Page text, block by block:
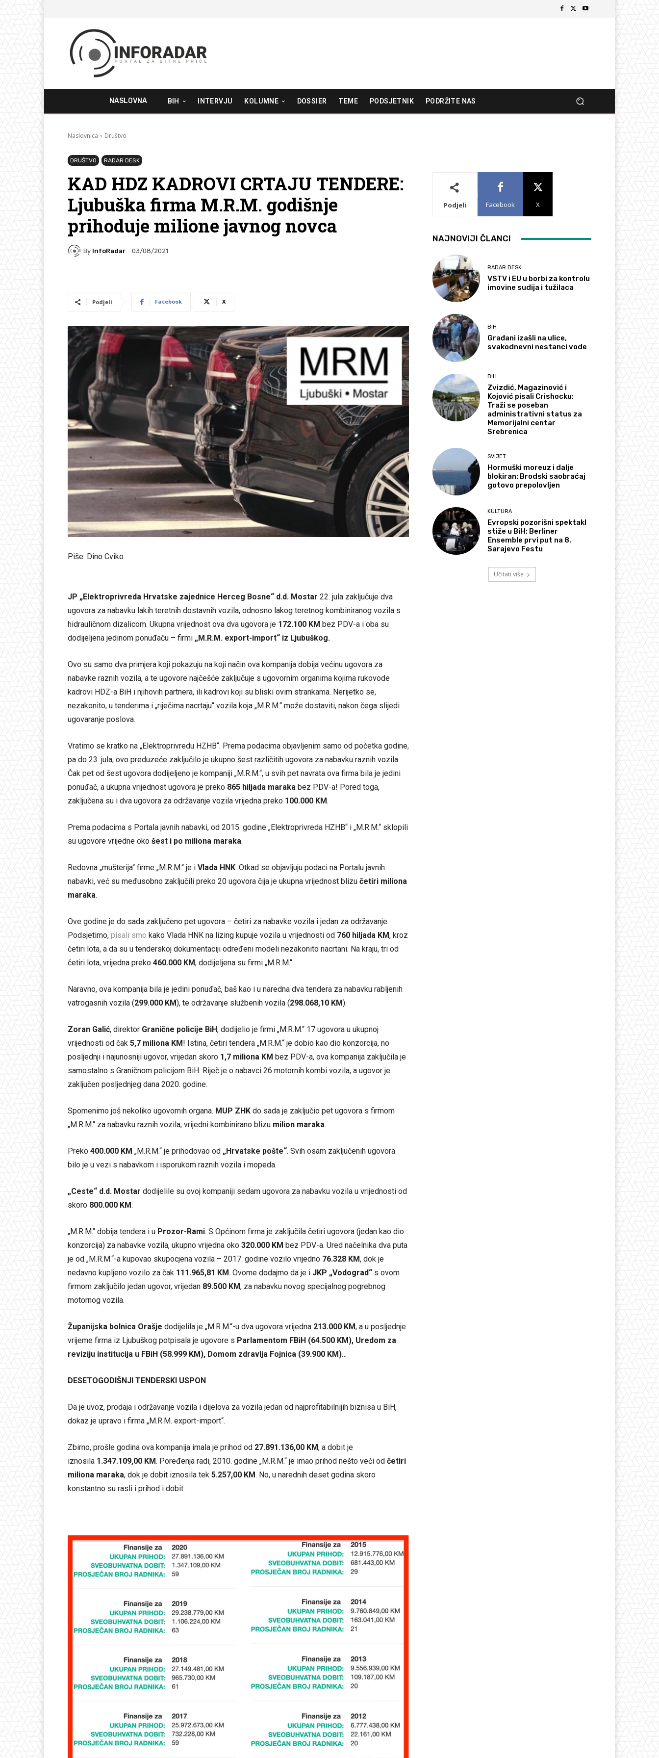
NASLOVNA BIH INTERVJU KOLUMNE DOSSIER TEME PODSJETNIK PODRŽITE NAS
Naslovnica Društvo
DRUŠTVO RADAR DESK
KAD HDZ KADROVI CRTAJU TENDERE:
Ljubuška firma M.R.M. godišnje
prihoduje milione javnog novca
By InfoRadar 03/08/2021
Podjeli Facebook X
Piše: Dino Cviko
JP „Elektroprivreda Hrvatske zajednice Herceg Bosne“ d.d. Mostar 22. jula zaključuje dva
ugovora za nabavku lakih teretnih dostavnih vozila, odnosno lakog teretnog kombiniranog vozila s
hidrauličnom dizalicom. Ukupna vrijednost ova dva ugovora je 172.100 KM bez PDV-a i oba su
dodijeljena jedinom ponuđaču – firmi „M.R.M. export-import“ iz Ljubuškog.
Ovo su samo dva primjera koji pokazuju na koji način ova kompanija dobija većinu ugovora za
nabavke raznih vozila, a te ugovore najčešće zaključuje s ugovornim organima kojima rukovode
kadrovi HDZ-a BiH i njihovih partnera, ili kadrovi koji su bliski ovim strankama. Nerijetko se,
nezakonito, u tenderima i „riječima nacrtaju“ vozila koja „M.R.M.“ može dostaviti, nakon čega slijedi
ugovaranje poslova.
Vratimo se kratko na „Elektroprivredu HZHB“. Prema podacima objavljenim samo od početka godine,
pa do 23. jula, ovo preduzeće zaključilo je ukupno šest različitih ugovora za nabavku raznih vozila.
Čak pet od šest ugovora dodijeljeno je kompaniji „M.R.M.“, u svih pet navrata ova firma bila je jedini
ponuđač, a ukupna vrijednost ugovora je preko 865 hiljada maraka bez PDV-a! Pored toga,
zaključena su i dva ugovora za održavanje vozila vrijedna preko 100.000 KM.
Prema podacima s Portala javnih nabavki, od 2015. godine „Elektroprivreda HZHB“ i „M.R.M.“ sklopili
su ugovore vrijedne oko šest i po miliona maraka.
Redovna „mušterija“ firme „M.R.M.“ je i Vlada HNK. Otkad se objavljuju podaci na Portalu javnih
nabavki, već su međusobno zaključili preko 20 ugovora čija je ukupna vrijednost blizu četiri miliona
maraka.
Ove godine je do sada zaključeno pet ugovora – četiri za nabavke vozila i jedan za održavanje.
Podsjetimo, pisali smo kako Vlada HNK na lizing kupuje vozila u vrijednosti od 760 hiljada KM, kroz
četiri lota, a da su u tenderskoj dokumentaciji određeni modeli nezakonito nacrtani. Na kraju, tri od
četiri lota, vrijedna preko 460.000 KM, dodijeljena su firmi „M.R.M.“.
Naravno, ova kompanija bila je jedini ponuđač, baš kao i u naredna dva tendera za nabavku rabljenih
vatrogasnih vozila (299.000 KM), te održavanje službenih vozila (298.068,10 KM).
Zoran Galić, direktor Granične policije BiH, dodijelio je firmi „M.R.M.“ 17 ugovora u ukupnoj
vrijednosti od čak 5,7 miliona KM! Istina, četiri tendera „M.R.M.“ je dobio kao dio konzorcija, no
posljednji i najunosniji ugovor, vrijedan skoro 1,7 miliona KM bez PDV-a, ova kompanija zaključila je
samostalno s Graničnom policijom BiH. Riječ je o nabavci 26 motornih kombi vozila, a ugovor je
zaključen posljednjeg dana 2020. godine.
Spomenimo još nekoliko ugovornih organa. MUP ZHK do sada je zaključio pet ugovora s firmom
„M.R.M.“ za nabavku raznih vozila, vrijedni kombinirano blizu milion maraka.
Preko 400.000 KM „M.R.M.“ je prihodovao od „Hrvatske pošte“. Svih osam zaključenih ugovora
bilo je u vezi s nabavkom i isporukom raznih vozila i mopeda.
„Ceste“ d.d. Mostar dodijelile su ovoj kompaniji sedam ugovora za nabavku vozila u vrijednosti od
skoro 800.000 KM.
„M.R.M.“ dobija tendera i u Prozor-Rami. S Općinom firma je zaključila četiri ugovora (jedan kao dio
konzorcija) za nabavke vozila, ukupno vrijedna oko 320.000 KM bez PDV-a. Ured načelnika dva puta
je od „M.R.M.“-a kupovao skupocjena vozila – 2017. godine vozilo vrijedno 76.328 KM, dok je
nedavno kupljeno vozilo za čak 111.965,81 KM. Ovome dodajmo da je i JKP „Vodograd“ s ovom
firmom zaključilo jedan ugovor, vrijedan 89.500 KM, za nabavku novog specijalnog pogrebnog
motornog vozila.
Županijska bolnica Orašje dodijelila je „M.R.M.“-u dva ugovora vrijedna 213.000 KM, a u posljednje
vrijeme firma iz Ljubuškog potpisala je ugovore s Parlamentom FBiH (64.500 KM), Uredom za
reviziju institucija u FBiH (58.999 KM), Domom zdravlja Fojnica (39.900 KM)…
DESETOGODIŠNJI TENDERSKI USPON
Da je uvoz, prodaja i održavanje vozila i dijelova za vozila jedan od najprofitabilnijih biznisa u BiH,
dokaz je upravo i firma „M.R.M. export-import“.
Zbirno, prošle godina ova kompanija imala je prihod od 27.891.136,00 KM, a dobit je
iznosila 1.347.109,00 KM. Poređenja radi, 2010. godine „M.R.M.“ je imao prihod nešto veći od četiri
miliona maraka, dok je dobit iznosila tek 5.257,00 KM. No, u narednih deset godina skoro
konstantno su rasli i prihod i dobit.
Podjeli Facebook X
NAJNOVIJI ČLANCI
RADAR DESK
VSTV i EU u borbi za kontrolu
imovine sudija i tužilaca
BIH
Građani izašli na ulice,
svakodnevni nestanci vode
BIH
Zvizdić, Magazinović i
Kojović pisali Crishocku:
Traži se poseban
administrativni status za
Memorijalni centar
Srebrenica
SVIJET
Hormuški moreuz i dalje
blokiran: Brodski saobraćaj
gotovo prepolovljen
KULTURA
Evropski pozorišni spektakl
stiže u BiH: Berliner
Ensemble prvi put na 8.
Sarajevo Festu
Učitati više